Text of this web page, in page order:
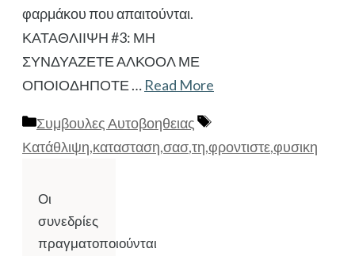
φαρμάκου που απαιτούνται.
ΚΑΤΑΘΛΙΙΨΗ #3: ΜΗ
ΣΥΝΔΥΑΖΕΤΕ ΑΛΚΟΟΛ ΜΕ
ΟΠΟΙΟΔΗΠΟΤΕ … Read More
Κατηγορίες
Συμβουλες Αυτοβοηθειας
Ετικέτες
Κατάθλιψη,κατασταση,σασ,τη,φροντιστε,φυσικη
Οι
συνεδρίες
πραγματοποιούνται